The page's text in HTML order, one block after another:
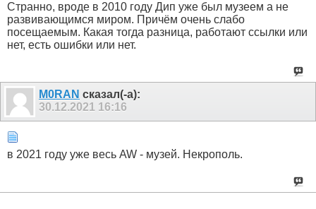
Странно, вроде в 2010 году Дип уже был музеем а не
развивающимся миром. Причём очень слабо
посещаемым. Какая тогда разница, работают ссылки или
нет, есть ошибки или нет.
M0RAN сказал(-а):
30.12.2021 16:16
в 2021 году уже весь AW - музей. Некрополь.